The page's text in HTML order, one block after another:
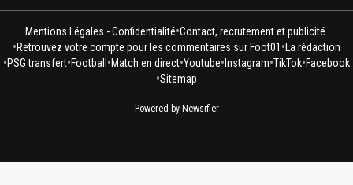
Mentions Légales - Confidentialité•Contact, recrutement et publicité
•Retrouvez votre compte pour les commentaires sur Foot01 • La rédaction
•PSG transfert•Football •Match en direct•Youtube• Instagram•TikTok•Facebook
•Sitemap
Powered by Newsifier